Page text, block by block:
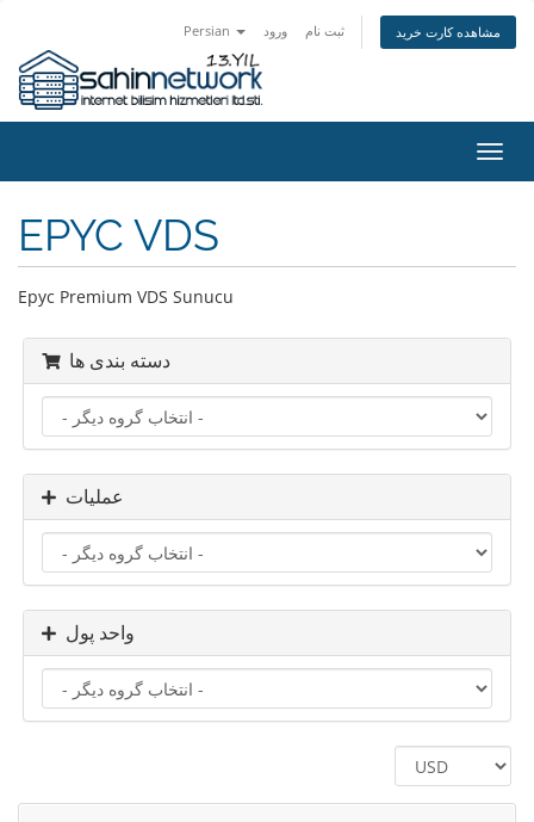
Persian ورود ثبت نام مشاهده کارت خرید
تغییر
EPYC VDS
Epyc Premium VDS Sunucu
دسته بندی ها
عملیات
واحد پول